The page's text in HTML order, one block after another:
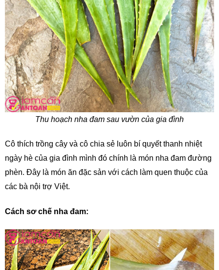
Thu hoạch nha đam sau vườn của gia đình
Cô thích trồng cây và cô chia sẻ luôn bí quyết thanh nhiệt
ngày hè của gia đình mình đó chính là món nha đam đường
phèn. Đây là món ăn đặc sản với cách làm quen thuộc của
các bà nội trợ Việt.
Cách sơ chế nha đam: